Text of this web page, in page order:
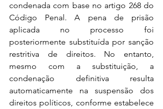
condenada com base no artigo 268 do
Código Penal. A pena de prisão
aplicada no processo foi
posteriormente substituída por sanção
restritiva de direitos. No entanto,
mesmo com a substituição, a
condenação definitiva resulta
automaticamente na suspensão dos
direitos políticos, conforme estabelece